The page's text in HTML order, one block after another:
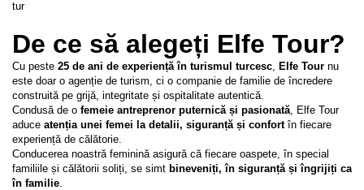
tur
De ce să alegeți Elfe Tour?
Cu peste 25 de ani de experiență în turismul turcesc, Elfe Tour nu
este doar o agenție de turism, ci o companie de familie de încredere
construită pe grijă, integritate și ospitalitate autentică.
Condusă de o femeie antreprenor puternică și pasionată, Elfe Tour
aduce atenția unei femei la detalii, siguranță și confort în fiecare
experiență de călătorie.
Conducerea noastră feminină asigură că fiecare oaspete, în special
familiile și călătorii soliți, se simt bineveniți, în siguranță și îngrijiți ca
în familie.